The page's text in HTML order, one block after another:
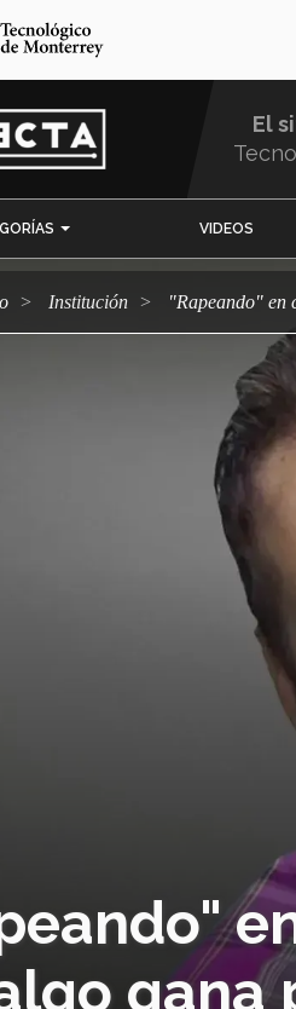
El
VIDEOS
Institución "Rapeando"
gana